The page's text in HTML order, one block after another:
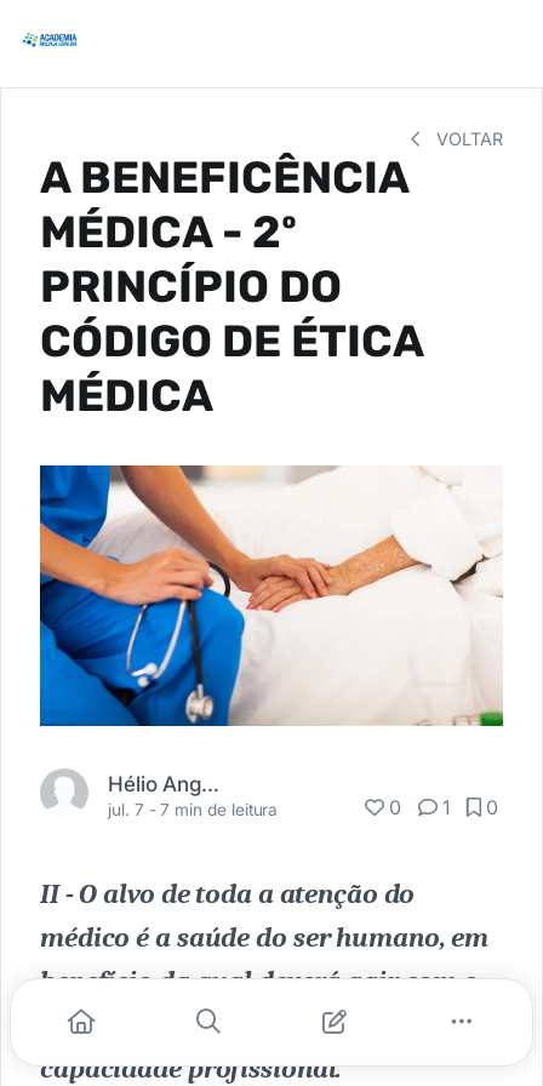
VOLTAR
A BENEFICÊNCIA
MÉDICA - 2º
PRINCÍPIO DO
CÓDIGO DE ÉTICA
MÉDICA
Hélio Angotti Neto
jul. 7 -7 min de leitura 0 1 0
II - O alvo de toda a atenção do
médico é a saúde do ser humano, em
benefício da qual deverá agir com o
máximo de zelo e o melhor de sua
capacidade profissional.